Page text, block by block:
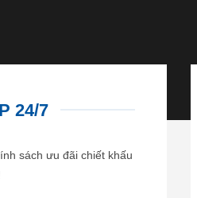
24/7
sách ưu đãi chiết khấu